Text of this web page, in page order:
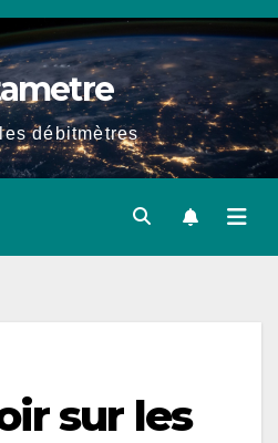
débitmètres
sur les